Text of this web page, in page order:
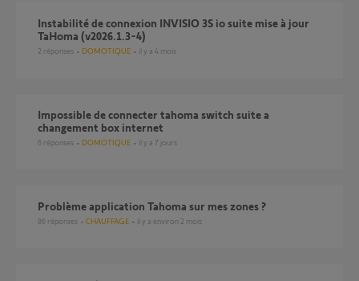
Instabilité de connexion INVISIO 3S io suite mise à jour
TaHoma (v2026.1.3-4)
2 réponses DOMOTIQUE il y a 4 mois
Impossible de connecter tahoma switch suite a
changement box internet
6 réponses DOMOTIQUE il y a 7 jours
Problème application Tahoma sur mes zones ?
86 réponses CHAUFFAGE il y a environ 2 mois